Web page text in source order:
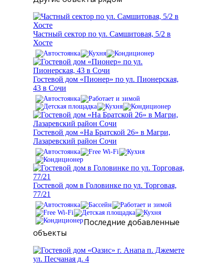
Частный сектор по ул. Самшитовая, 5/2 в
Хосте
Гостевой дом «Пионер» по ул. Пионерская,
43 в Сочи
Гостевой дом «На Братской 26» в Магри,
Лазаревский район Сочи
Гостевой дом в Головинке по ул. Торговая,
77/21
Последние добавленные
объекты